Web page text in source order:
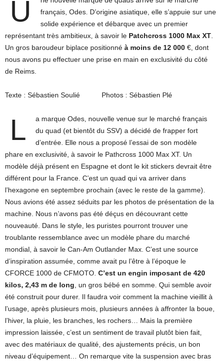
U
français, Odes. D’origine asiatique, elle s’appuie sur une
solide expérience et débarque avec un premier
représentant très ambitieux, à savoir le Patchcross 1000 Max XT
Un gros baroudeur biplace positionné à moins de 12 000 €, dont
nous avons pu effectuer une prise en main en exclusivité du côté
de Reims.
Texte : Sébastien Soulié Photos : Sébastien Plé
L
a marque Odes, nouvelle venue sur le marché français
du quad (et bientôt du SSV) a décidé de frapper fort
d’entrée. Elle nous a proposé l’essai de son modèle
phare en exclusivité, à savoir le Pathcross 1000 Max XT. Un
modèle déjà présent en Espagne et dont le kit stickers devrait être
différent pour la France. C’est un quad qui va arriver dans
l’hexagone en septembre prochain (avec le reste de la gamme).
Nous avions été assez séduits par les photos de présentation de la
machine. Nous n’avons pas été déçus en découvrant cette
nouveauté. Dans le style, les puristes pourront trouver une
troublante ressemblance avec un modèle phare du marché
mondial, à savoir le Can-Am Outlander Max. C’est une source
d’inspiration assumée, comme avait pu l’être à l’époque le
CFORCE 1000 de CFMOTO. C’est un engin imposant de 420
kilos, 2,43 m de long , un gros bébé en somme. Qui semble avoir
été construit pour durer. Il faudra voir comment la machine vieillit à
l’usage, après plusieurs mois, plusieurs années à affronter la boue,
l’hiver, la pluie, les branches, les rochers… Mais la première
impression laissée, c’est un sentiment de travail plutôt bien fait,
avec des matériaux de qualité, des ajustements précis, un bon
niveau d’équipement… On remarque vite la suspension avec bras